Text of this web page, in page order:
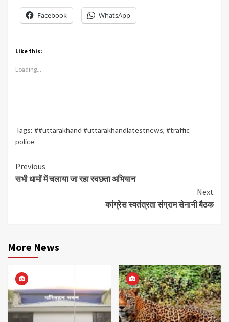
Facebook WhatsApp
Like this:
Loading...
Tags: ##uttarakhand #uttarakhandlatestnews, #traffic
police
Continue
Reading
Previous
सभी धामों में चलाया जा रहा स्वछता अभियान
Next
कांग्रेस स्वतंत्रता संग्राम सेनानी बैठक
More News